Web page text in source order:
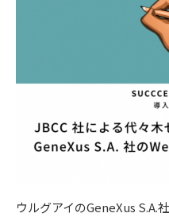
ウルグアイのGeneXus S.A.